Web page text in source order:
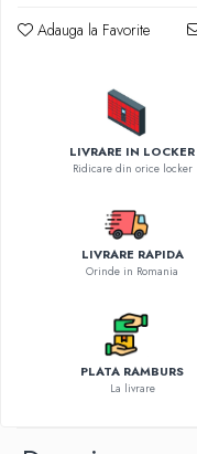
Redresoare
Diverse accesorii auto
Carcase protectie NOCO
Invertoare Auto
Aparate de spalat cu presiune
Adauga la Favorite
LIVRARE IN LOCKER
Ridicare din orice locker
LIVRARE RAPIDA
Orinde in Romania
PLATA RAMBURS
La livrare